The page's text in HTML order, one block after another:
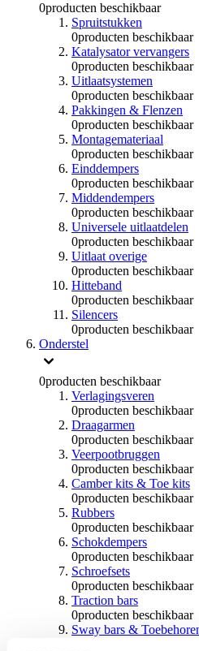
0producten beschikbaar
Spruitstukken
0producten beschikbaar
Katalysator vervangers
0producten beschikbaar
Uitlaatsystemen
0producten beschikbaar
Pakkingen & Flenzen
0producten beschikbaar
Montagemateriaal
0producten beschikbaar
Einddempers
0producten beschikbaar
Middendempers
0producten beschikbaar
Universele uitlaatdelen
0producten beschikbaar
Uitlaat overige
0producten beschikbaar
Hitteband
0producten beschikbaar
Silencers
0producten beschikbaar
Onderstel
0producten beschikbaar
Verlagingsveren
0producten beschikbaar
Draagarmen
0producten beschikbaar
Veerpootbruggen
0producten beschikbaar
Camber kits & Toe kits
0producten beschikbaar
Rubbers
0producten beschikbaar
Schokdempers
0producten beschikbaar
Schroefsets
0producten beschikbaar
Traction bars
0producten beschikbaar
Sway bars &